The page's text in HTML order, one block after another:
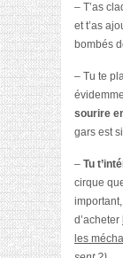
– T’as
et t’as
bombés
– Tu te
sourire
gars est
– Tu
cirque
d’acheter
les